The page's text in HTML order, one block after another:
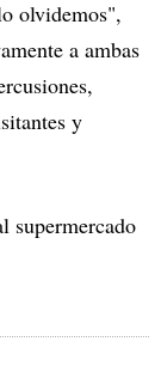
olvidemos",
a ambas
y
supermercado